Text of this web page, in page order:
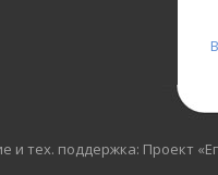
и тех. поддержка: Проект